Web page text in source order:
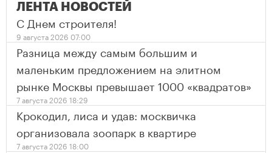
ЛЕНТА НОВОСТЕЙ
С Днем строителя!
9 августа 2026 07:00
Разница между самым большим и
маленьким предложением на элитном
рынке Москвы превышает 1000 «квадратов»
7 августа 2026 18:29
Крокодил, лиса и удав: москвичка
организовала зоопарк в квартире
7 августа 2026 18:00